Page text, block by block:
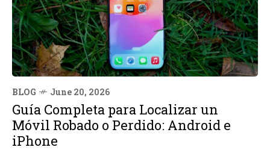
BLOG June 20, 2026
Guía Completa para Localizar un
Móvil Robado o Perdido: Android e
iPhone